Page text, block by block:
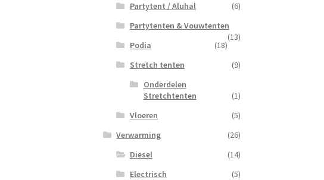
Partytent / Aluhal
(6)
Partytenten & Vouwtenten
(13)
Podia
(18)
Stretch tenten
(9)
Onderdelen
Stretchtenten
(1)
Vloeren
(5)
Verwarming
(26)
Diesel
(14)
Electrisch
(5)